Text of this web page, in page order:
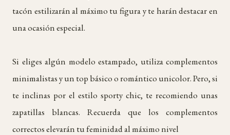
tacón estilizarán al máximo tu figura y te harán destacar en
una ocasión especial.
Si eliges algún modelo estampado, utiliza complementos
minimalistas y un top básico o romántico unicolor. Pero, si
te inclinas por el estilo sporty chic, te recomiendo unas
zapatillas blancas. Recuerda que los complementos
correctos elevarán tu feminidad al máximo nivel